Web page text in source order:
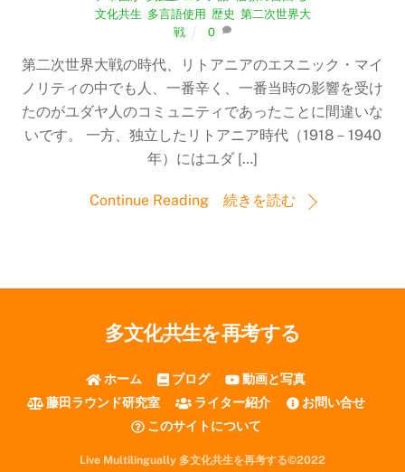
文化共生 多言語使用 歴史 第二次世界大
戦
0
第二次世界大戦の時代、リトアニアのエスニック・マイ
ノリティの中でも人、一番辛く、一番当時の影響を受け
たのがユダヤ人のコミュニティであったことに間違いな
いです。 一方、独立したリトアニア時代（1918－1940
年）にはユダ […]
Continue Reading 続きを読む
多文化共生を再考する
ホーム ブログ
動画と写真
藤田ラウンド研究室
ライター紹介
お問い合せ
このサイトについて
Live Multilingually 多文化共生を再考する©2022